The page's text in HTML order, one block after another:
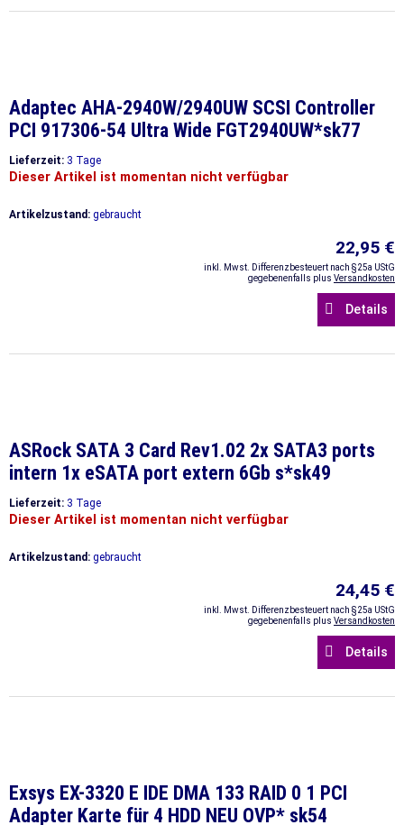
Adaptec AHA-2940W/2940UW SCSI Controller
PCI 917306-54 Ultra Wide FGT2940UW*sk77
Lieferzeit: 3 Tage
Dieser Artikel ist momentan nicht verfügbar
Artikelzustand: gebraucht
22,95 €
inkl. Mwst. Differenzbesteuert nach §25a UStG
gegebenenfalls plus Versandkosten
Details
ASRock SATA 3 Card Rev1.02 2x SATA3 ports
intern 1x eSATA port extern 6Gb s*sk49
Lieferzeit: 3 Tage
Dieser Artikel ist momentan nicht verfügbar
Artikelzustand: gebraucht
24,45 €
inkl. Mwst. Differenzbesteuert nach §25a UStG
gegebenenfalls plus Versandkosten
Details
Exsys EX-3320 E IDE DMA 133 RAID 0 1 PCI
Adapter Karte für 4 HDD NEU OVP* sk54